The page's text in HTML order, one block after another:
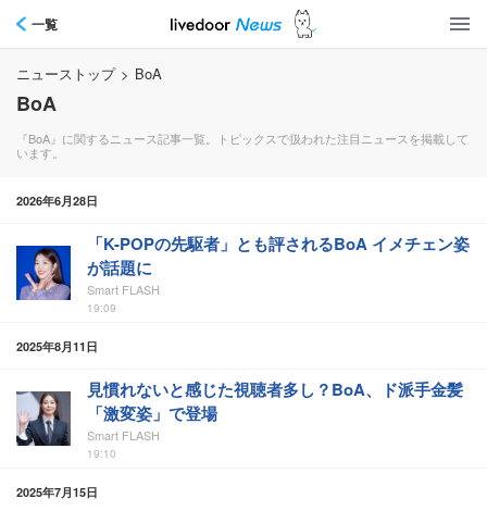
一覧
ニューストップ > BoA
BoA
『BoA』に関するニュース記事一覧。トピックスで扱われた注目ニュースを掲載して
います。
2026年6月28日
「K-POPの先駆者」とも評されるBoA イメチェン姿
が話題に
Smart FLASH
19:09
2025年8月11日
見慣れないと感じた視聴者多し？BoA、ド派手金髪
「激変姿」で登場
Smart FLASH
19:10
2025年7月15日